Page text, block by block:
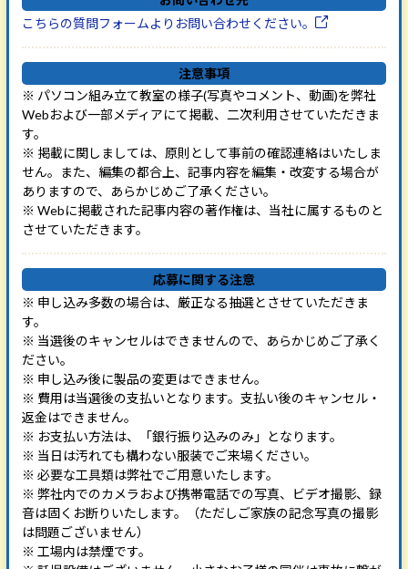
こちらの質問フォームよりお問い合わせください。
注意事項
※ パソコン組み立て教室の様子(写真やコメント、動画)を弊社
Webおよび一部メディアにて掲載、二次利用させていただきま
す。
※ 掲載に関しましては、原則として事前の確認連絡はいたしま
せん。また、編集の都合上、記事内容を編集・改変する場合が
ありますので、あらかじめご了承ください。
※ Webに掲載された記事内容の著作権は、当社に属するものと
させていただきます。
応募に関する注意
※ 申し込み多数の場合は、厳正なる抽選とさせていただきま
す。
※ 当選後のキャンセルはできませんので、あらかじめご了承く
ださい。
※ 申し込み後に製品の変更はできません。
※ 費用は当選後の支払いとなります。支払い後のキャンセル・
返金はできません。
※ お支払い方法は、「銀行振り込みのみ」となります。
※ 当日は汚れても構わない服装でご来場ください。
※ 必要な工具類は弊社でご用意いたします。
※ 弊社内でのカメラおよび携帯電話での写真、ビデオ撮影、録
音は固くお断りいたします。（ただしご家族の記念写真の撮影
は問題ございません）
※ 工場内は禁煙です。